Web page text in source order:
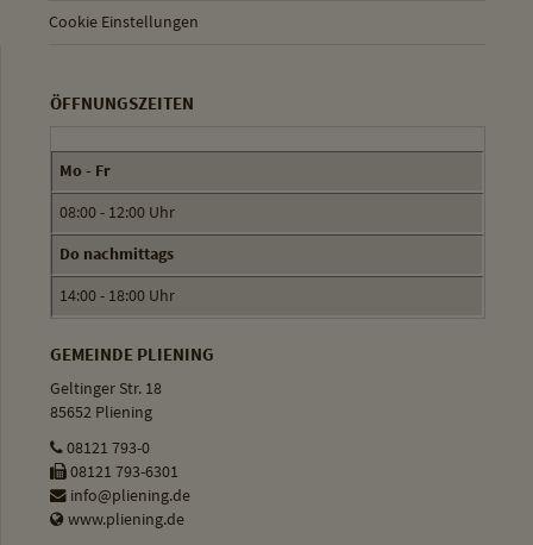
Cookie Einstellungen
ÖFFNUNGSZEITEN
Mo - Fr
08:00 - 12:00 Uhr
Do nachmittags
14:00 - 18:00 Uhr
GEMEINDE PLIENING
Geltinger Str. 18
85652 Pliening
08121 793-0
08121 793-6301
info@pliening.de
www.pliening.de